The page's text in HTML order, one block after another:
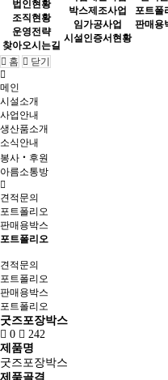
법인현황
조직현황
운영전략
찾아오시는길
박스제조사업
임가공사업
시설인증서현황
포트폴
판매용
홈 닫기
메인
시설소개
사업안내
생산품소개
소식안내
봉사‧후원
아름소통방
견적문의
포트폴리오
판매용박스
포트폴리오
견적문의
포트폴리오
판매용박스
포트폴리오
굿즈포장박스
0
242
제품명
굿즈포장박스
제품골격